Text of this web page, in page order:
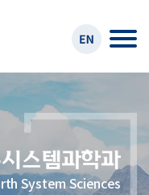
System Sciences